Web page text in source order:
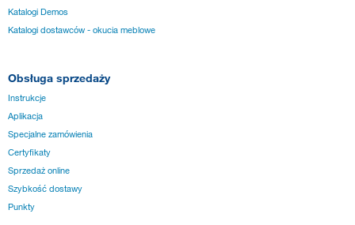
Katalogi Demos
Katalogi dostawców - okucia meblowe
Obsługa sprzedaży
Instrukcje
Aplikacja
Specjalne zamówienia
Certyfikaty
Sprzedaż online
Szybkość dostawy
Punkty